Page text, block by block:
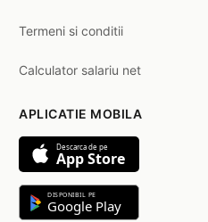
Termeni si conditii
Calculator salariu net
APLICATIE MOBILA
Descarca de pe
App Store
DISPONIBIL PE
Google Play